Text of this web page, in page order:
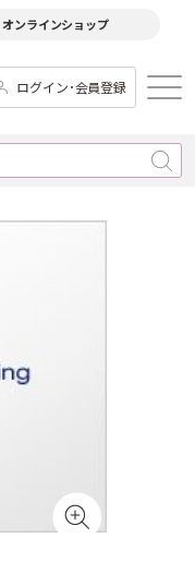
オンラインショップ
ログイン･会員登録